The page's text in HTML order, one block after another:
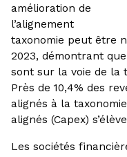
amélioration de
l’alignement
taxonomie peut être
2023, démontrant
sont sur la voie de la
Près de 10,4% des
alignés à la
alignés (Capex)
Les sociétés